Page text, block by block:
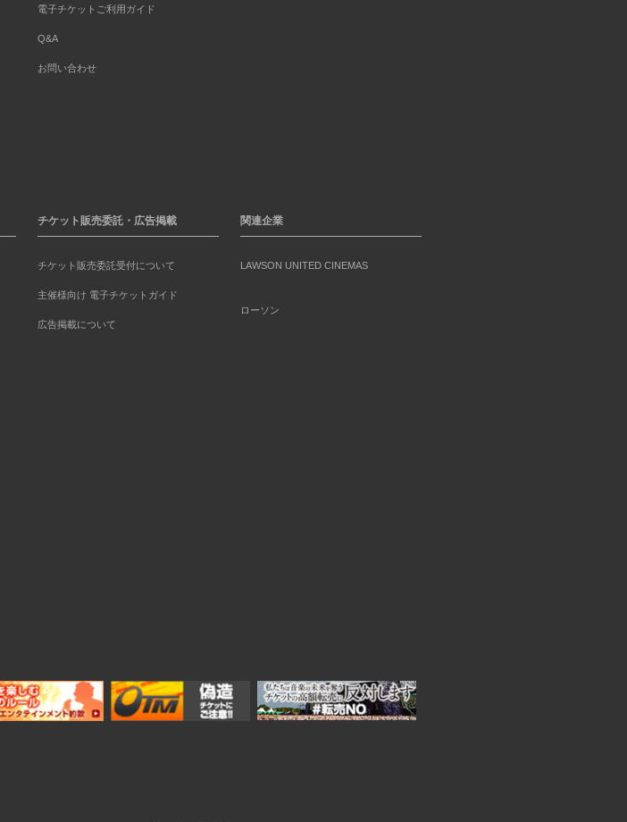
電子チケットご利用ガイド
Q&A
お問い合わせ
チケット販売委託・広告掲載
チケット販売委託受付について
主催様向け 電子チケットガイド
広告掲載について
関連企業
LAWSON UNITED CINEMAS
ローソン